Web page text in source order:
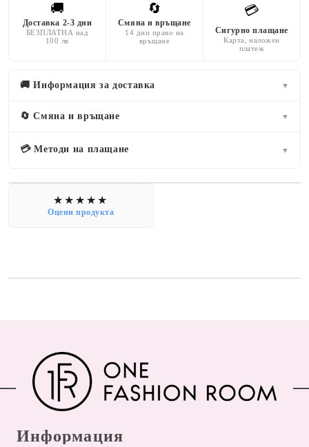
🚚
Доставка 2-3 дни
БЕЗПЛАТНА над
100 лв
🔄
Смяна и връщане
14 дни право на
връщане
💳
Сигурно плащане
Карта, наложен
платеж
🚚 Информация за доставка ▼
🔄 Смяна и връщане ▼
💳 Методи на плащане ▼
Оцени продукта
Информация